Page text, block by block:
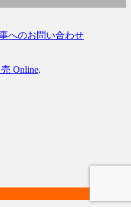
へのお問い合わせ
Online.